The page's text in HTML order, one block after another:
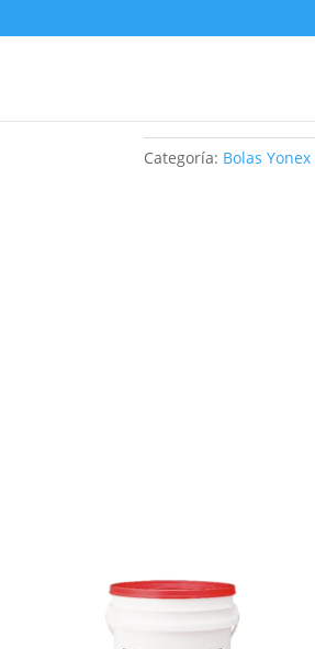
Categoría: Bolas Yonex